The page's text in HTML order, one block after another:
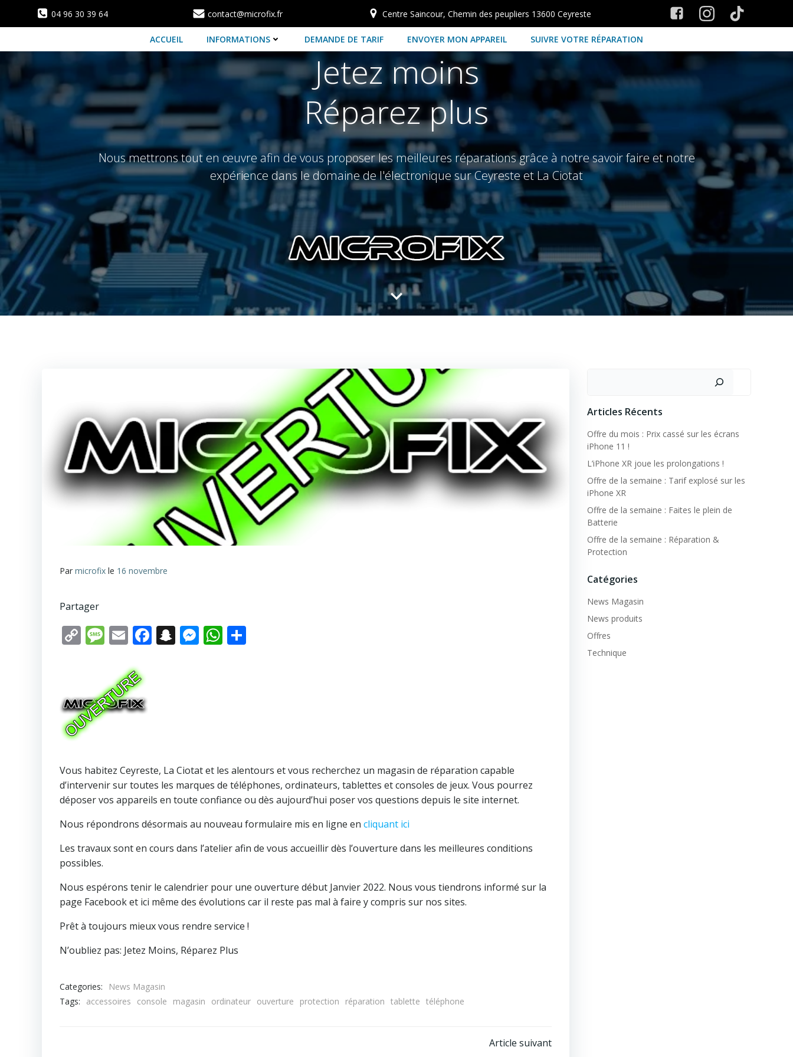
04 96 30 39 64 contact@microfix.fr Centre Saincour, Chemin des peupliers 13600 Ceyreste
ACCUEIL INFORMATIONS DEMANDE DE TARIF ENVOYER MON APPAREIL SUIVRE VOTRE RÉPARATION
Jetez moins
Réparez plus
Nous mettrons tout en œuvre afin de vous proposer les meilleures réparations grâce à notre savoir faire et notre
expérience dans le domaine de l'électronique sur Ceyreste et La Ciotat
Par microfix le 16 novembre
Partager
Copy
Link
Message
EmailFacebook
Snapchat
Messenger
WhatsApp
Vous habitez Ceyreste, La Ciotat et les alentours et vous recherchez un magasin de réparation capable
d’intervenir sur toutes les marques de téléphones, ordinateurs, tablettes et consoles de jeux. Vous pourrez
déposer vos appareils en toute confiance ou dès aujourd’hui poser vos questions depuis le site internet.
Nous répondrons désormais au nouveau formulaire mis en ligne en cliquant ici
Les travaux sont en cours dans l’atelier afin de vous accueillir dès l’ouverture dans les meilleures conditions
possibles.
Nous espérons tenir le calendrier pour une ouverture début Janvier 2022. Nous vous tiendrons informé sur la
page Facebook et ici même des évolutions car il reste pas mal à faire y compris sur nos sites.
Prêt à toujours mieux vous rendre service !
N’oubliez pas: Jetez Moins, Réparez Plus
Categories:
News Magasin
Tags:
accessoires console magasin ordinateur ouverture protection réparation tablette téléphone
Article suivant
Articles Récents
Offre du mois : Prix cassé sur les écrans
iPhone 11 !
L’iPhone XR joue les prolongations !
Offre de la semaine : Tarif explosé sur les
iPhone XR
Offre de la semaine : Faites le plein de
Batterie
Offre de la semaine : Réparation &
Protection
Catégories
News Magasin
News produits
Offres
Technique